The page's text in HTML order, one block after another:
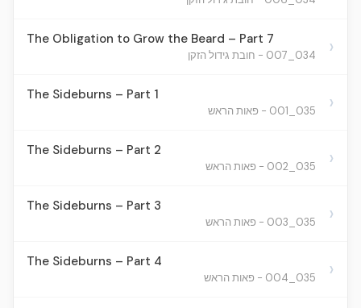
The Obligation to Grow the Beard – Part 7
034_007 - חובת גידול הזקן ›
The Sideburns – Part 1
035_001 - פאות הראש ›
The Sideburns – Part 2
035_002 - פאות הראש ›
The Sideburns – Part 3
035_003 - פאות הראש ›
The Sideburns – Part 4
035_004 - פאות הראש ›